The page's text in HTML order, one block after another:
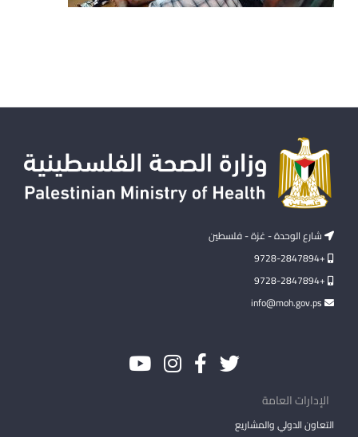
شارع الوحدة - غزة - فلسطين
+9728-2847894
+9728-2847894
الإدارات العامة
التعاون الدولي والمشاريع